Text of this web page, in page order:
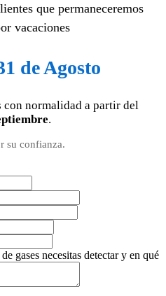
que permaneceremos
vacaciones
de Agosto
con normalidad a partir del
.
su confianza.
gases necesitas detectar y en qué